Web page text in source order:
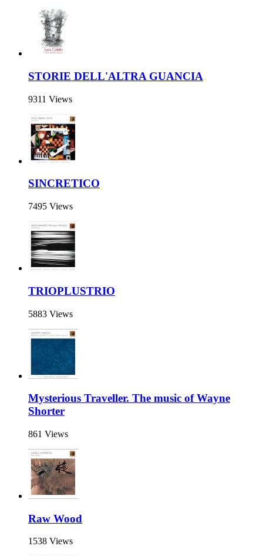
STORIE DELL'ALTRA GUANCIA
9311 Views
SINCRETICO
7495 Views
TRIOPLUSTRIO
5883 Views
Mysterious Traveller. The music of Wayne
Shorter
861 Views
Raw Wood
1538 Views